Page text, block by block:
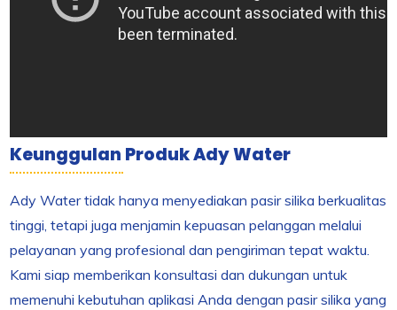
Keunggulan Produk Ady Water
Ady Water tidak hanya menyediakan pasir silika berkualitas
tinggi, tetapi juga menjamin kepuasan pelanggan melalui
pelayanan yang profesional dan pengiriman tepat waktu.
Kami siap memberikan konsultasi dan dukungan untuk
memenuhi kebutuhan aplikasi Anda dengan pasir silika yang